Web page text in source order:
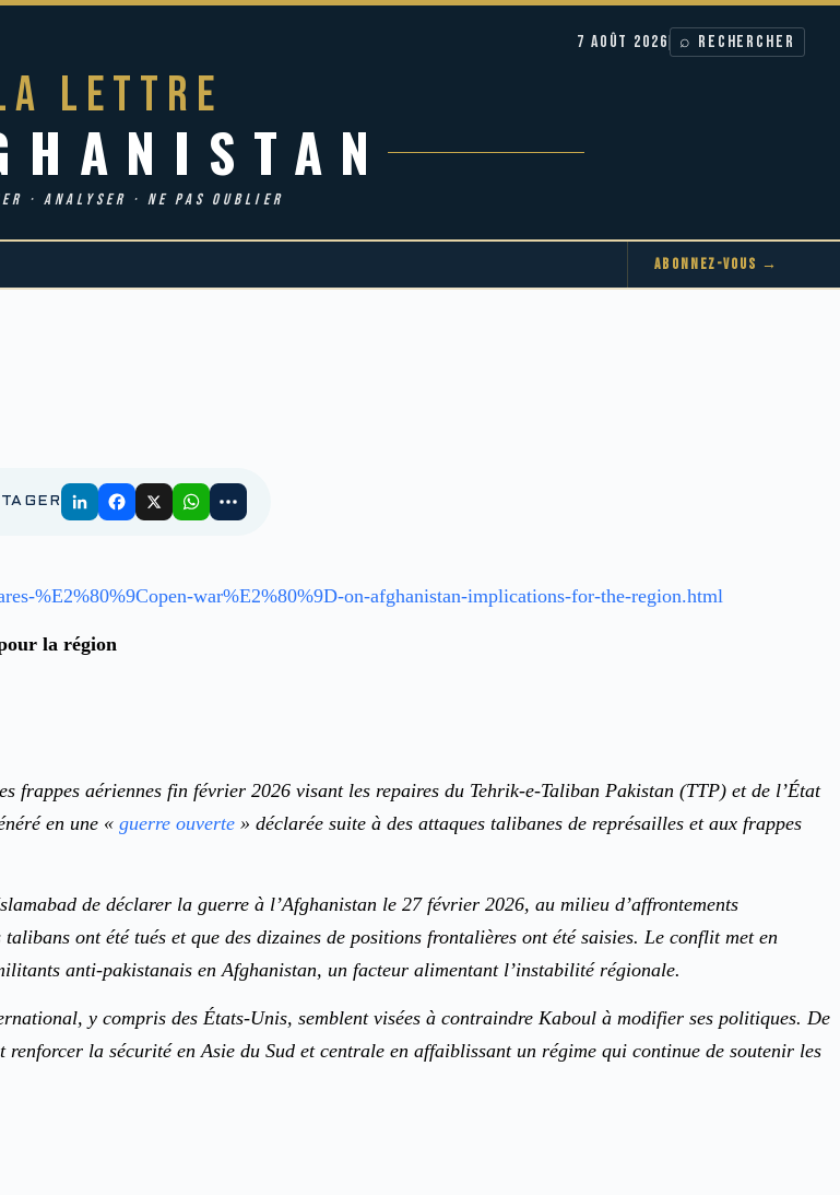
7 AOÛT 2026 ⌕ RECHERCHER
LETTRE
· ANALYSER · NE PAS OUBLIER
ABONNEZ-VOUS →
%E2%80%9Copen-war%E2%80%9D-on-afghanistan-implications-for-the-region.html
la région
aériennes fin février 2026 visant les repaires du Tehrik-e-Taliban Pakistan (TTP) et de l’État
en une « guerre ouverte » déclarée suite à des attaques talibanes de représailles et aux frappes
de déclarer la guerre à l’Afghanistan le 27 février 2026, au milieu d’affrontements
ont été tués et que des dizaines de positions frontalières ont été saisies. Le conflit met en
anti-pakistanais en Afghanistan, un facteur alimentant l’instabilité régionale.
y compris des États-Unis, semblent visées à contraindre Kaboul à modifier ses politiques. De
la sécurité en Asie du Sud et centrale en affaiblissant un régime qui continue de soutenir les